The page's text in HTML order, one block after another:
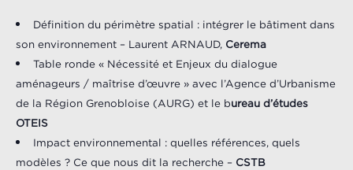
Définition du périmètre spatial : intégrer le bâtiment dans
son environnement – Laurent ARNAUD, Cerema
Table ronde « Nécessité et Enjeux du dialogue
aménageurs / maîtrise d’œuvre » avec l’Agence d’Urbanisme
de la Région Grenobloise (AURG) et le bureau d’études
OTEIS
Impact environnemental : quelles références, quels
modèles ? Ce que nous dit la recherche – CSTB